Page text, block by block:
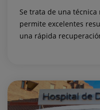
Se trata de una
permite excelentes
una rápida